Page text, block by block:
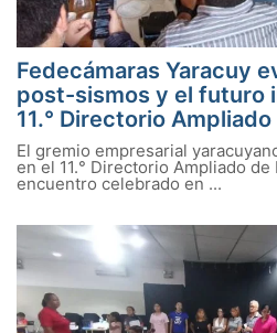
Fedecámaras Yaracuy
post-sismos y el futuro
11.° Directorio Ampliado
El gremio empresarial
en el 11.° Directorio Ampliado de
encuentro celebrado en ...